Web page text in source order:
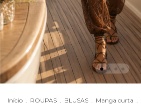
Início . ROUPAS . BLUSAS . Manga curta .